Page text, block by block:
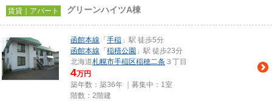
賃貸｜アパート グリーンハイツA棟
函館本線 「 手稲 」駅 徒歩5分
函館本線 「 稲積公園 」駅 徒歩23分
北海道札幌市手稲区稲穂二条 ３丁目
4万円
築年数：築36年 ｜募集中： 1室
階数：2階建